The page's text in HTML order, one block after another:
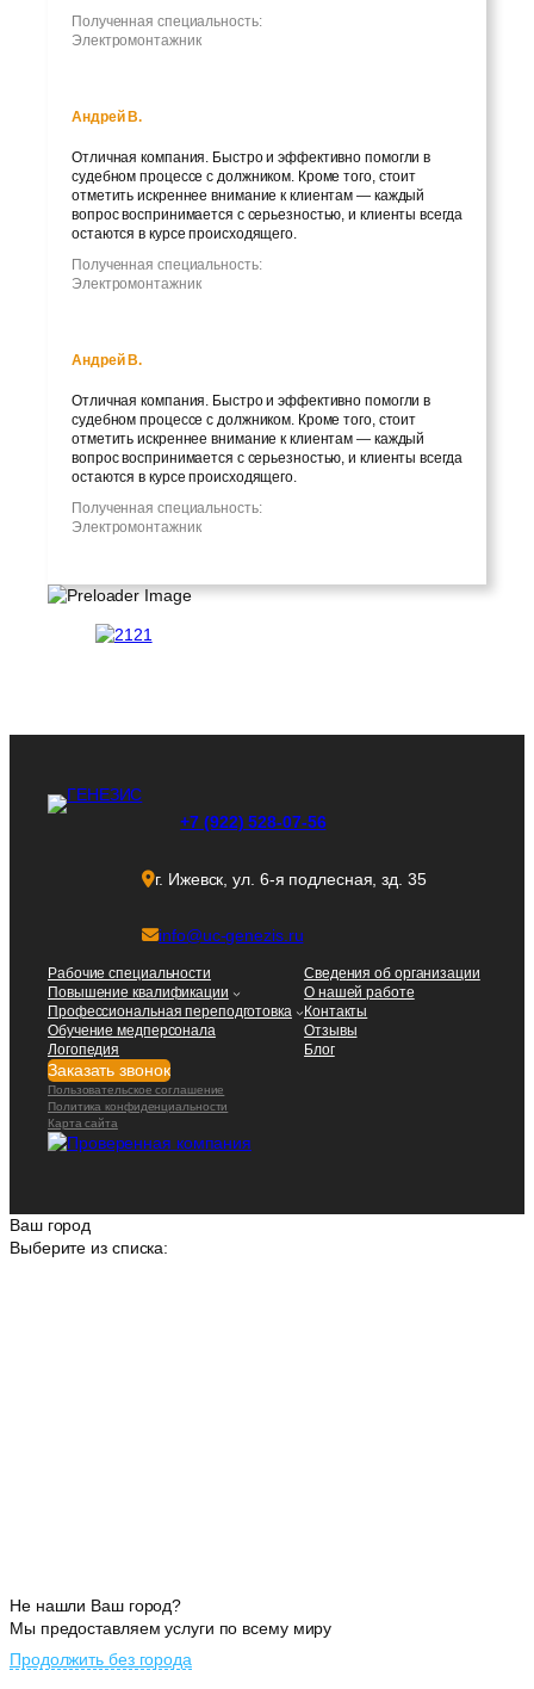
Полученная специальность:
Электромонтажник
Андрей В.
Отличная компания. Быстро и эффективно помогли в
судебном процессе с должником. Кроме того, стоит
отметить искреннее внимание к клиентам — каждый
вопрос воспринимается с серьезностью, и клиенты всегда
остаются в курсе происходящего.
Полученная специальность:
Электромонтажник
Андрей В.
Отличная компания. Быстро и эффективно помогли в
судебном процессе с должником. Кроме того, стоит
отметить искреннее внимание к клиентам — каждый
вопрос воспринимается с серьезностью, и клиенты всегда
остаются в курсе происходящего.
Полученная специальность:
Электромонтажник
+7 (922) 528-07-56
г. Ижевск, ул. 6-я подлесная, зд. 35
info@uc-genezis.ru
Рабочие специальности
Повышение квалификации
Профессиональная переподготовка
Обучение медперсонала
Логопедия
Сведения об организации
О нашей работе
Контакты
Отзывы
Блог
Заказать звонок
Пользовательское соглашение
Политика конфиденциальности
Карта сайта
Ваш город
Выберите из списка:
Не нашли Ваш город?
Мы предоставляем услуги по всему миру
Продолжить без города